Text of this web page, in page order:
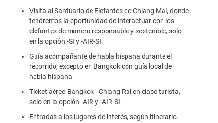
Visita al Santuario de Elefantes de Chiang Mai, donde
tendremos la oportunidad de interactuar con los
elefantes de manera responsable y sostenible, solo
en la opción -SI y -AIR-SI.
Guía acompañante de habla hispana durante el
recorrido, excepto en Bangkok con guía local de
habla hispana.
Ticket aéreo Bangkok - Chiang Rai en clase turista,
solo en la opción -AIR y -AIR-SI.
Entradas a los lugares de interés, según itinerario.